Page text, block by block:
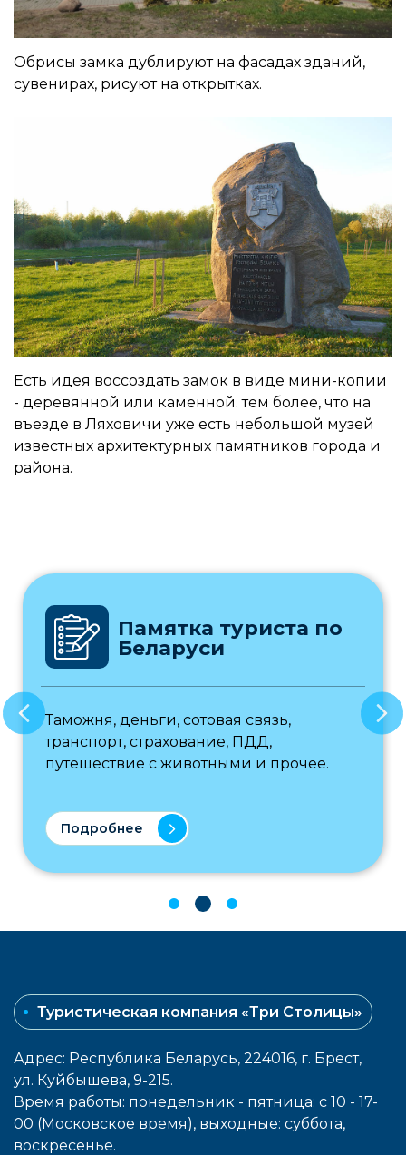
Обрисы замка дублируют на фасадах зданий,
сувенирах, рисуют на открытках.
Есть идея воссоздать замок в виде мини-копии
- деревянной или каменной. тем более, что на
въезде в Ляховичи уже есть небольшой музей
известных архитектурных памятников города и
района.
Памятка туриста по
Беларуси
Таможня, деньги, сотовая связь,
транспорт, страхование, ПДД,
путешествие с животными и прочее.
Подробнее
Туристическая компания «Три Столицы»
Адрес: Республика Беларусь, 224016, г. Брест,
ул. Куйбышева, 9-215.
Время работы: понедельник - пятница: с 10 - 17-
00 (Московское время), выходные: cуббота,
воcкресенье.